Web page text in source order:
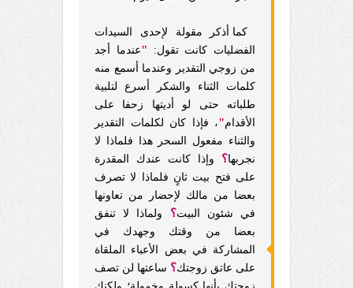
كما أذكر مقولة لإحدى السيدات
الفضليات كانت تقول: "عندما أجد
من زوجي التقدير وعندما أسمع منه
كلمات الثناء والشكر أسرع لتلبية
طلباته حتى لو أديتها زحفا على
الأقدام"، فإذا كان لكلمات التقدير
والثناء مفعول السحر هذا فلماذا لا
نجربها؟ وإذا كانت عندك المقدرة
على فتح بيت ثانٍ فلماذا لا تصرف
بعضا من مالك لإحضار من تعاونها
في شئون البيت؟ ولماذا لا تنفق
بعضا من وقتك وجهدك في
المشاركة في بعض الأعباء الملقاة
على عاتق زوجتك؟ ساعتها لن تصف